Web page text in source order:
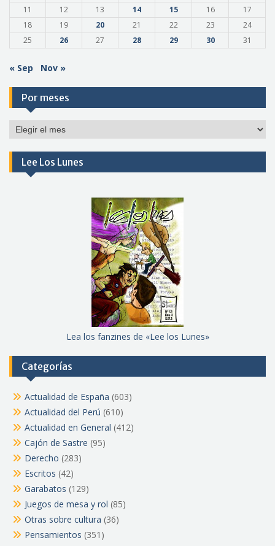
11
12 13 14 15 16
17
18
19 20 21 22 23
24
25
26 27 28 29 30 31
« Sep Nov »
Por meses
Por
Lee Los Lunes
Lea los fanzines de «Lee los Lunes»
Categorías
Actualidad de España (603)
Actualidad del Perú (610)
Actualidad en General (412)
Cajón de Sastre (95)
Derecho (283)
Escritos (42)
Garabatos (129)
Juegos de mesa y rol (85)
Otras sobre cultura (36)
Pensamientos (351)